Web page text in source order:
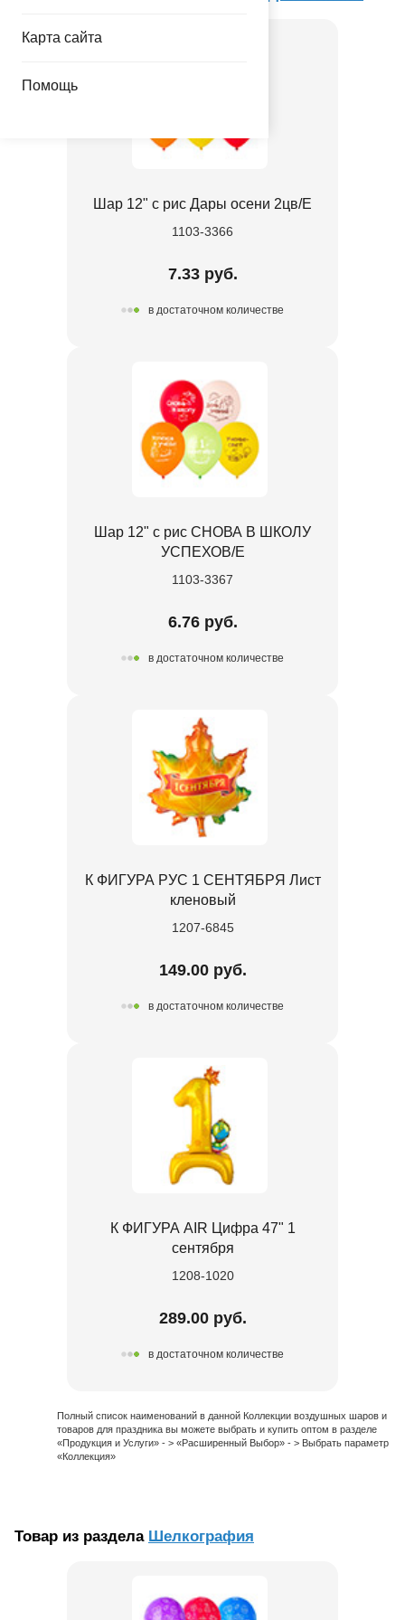
Карта сайта
Помощь
Шар 12" с рис Дары осени 2цв/E
1103-3366
7.33 руб.
в достаточном количестве
Шар 12" с рис СНОВА В ШКОЛУ
УСПЕХОВ/E
1103-3367
6.76 руб.
в достаточном количестве
К ФИГУРА РУС 1 СЕНТЯБРЯ Лист
кленовый
1207-6845
149.00 руб.
в достаточном количестве
К ФИГУРА AIR Цифра 47" 1
сентября
1208-1020
289.00 руб.
в достаточном количестве
Полный список наименований в данной Коллекции воздушных шаров и
товаров для праздника вы можете выбрать и купить оптом в разделе
«Продукция и Услуги» - > «Расширенный Выбор» - > Выбрать параметр
«Коллекция»
Товар из раздела Шелкография